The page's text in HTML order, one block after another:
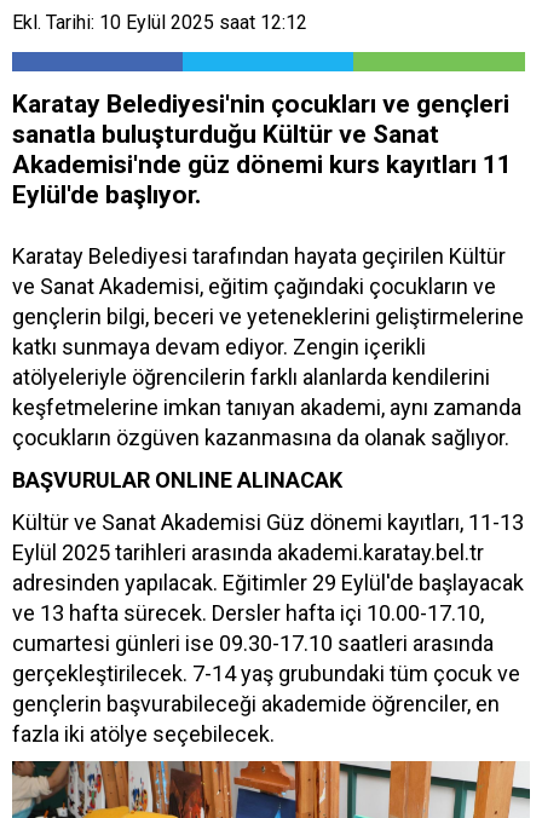
Ekl. Tarihi: 10 Eylül 2025 saat 12:12
Karatay Belediyesi'nin çocukları ve gençleri
sanatla buluşturduğu Kültür ve Sanat
Akademisi'nde güz dönemi kurs kayıtları 11
Eylül'de başlıyor.
Karatay Belediyesi tarafından hayata geçirilen Kültür
ve Sanat Akademisi, eğitim çağındaki çocukların ve
gençlerin bilgi, beceri ve yeteneklerini geliştirmelerine
katkı sunmaya devam ediyor. Zengin içerikli
atölyeleriyle öğrencilerin farklı alanlarda kendilerini
keşfetmelerine imkan tanıyan akademi, aynı zamanda
çocukların özgüven kazanmasına da olanak sağlıyor.
BAŞVURULAR ONLINE ALINACAK
Kültür ve Sanat Akademisi Güz dönemi kayıtları, 11-13
Eylül 2025 tarihleri arasında akademi.karatay.bel.tr
adresinden yapılacak. Eğitimler 29 Eylül'de başlayacak
ve 13 hafta sürecek. Dersler hafta içi 10.00-17.10,
cumartesi günleri ise 09.30-17.10 saatleri arasında
gerçekleştirilecek. 7-14 yaş grubundaki tüm çocuk ve
gençlerin başvurabileceği akademide öğrenciler, en
fazla iki atölye seçebilecek.